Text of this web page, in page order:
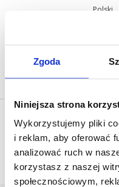
Zgoda
Niniejsza strona
Wykorzystujemy pliki
i reklam, aby oferować
analizować ruch w
korzystasz z naszej
społecznościowym,
Polski